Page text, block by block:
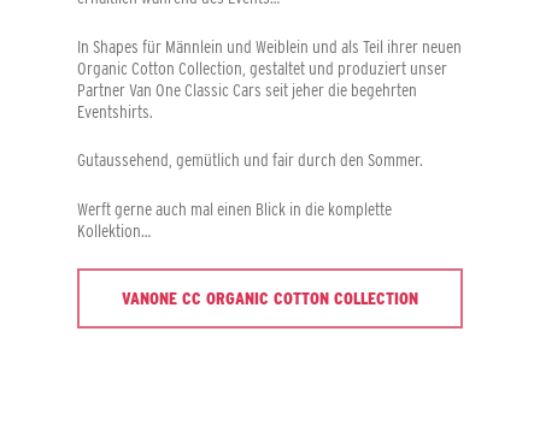
In Shapes für Männlein und Weiblein und als Teil ihrer neuen
Organic Cotton Collection, gestaltet und produziert unser
Partner Van One Classic Cars seit jeher die begehrten
Eventshirts.
Gutaussehend, gemütlich und fair durch den Sommer.
Werft gerne auch mal einen Blick in die komplette
Kollektion…
VANONE CC ORGANIC COTTON COLLECTION